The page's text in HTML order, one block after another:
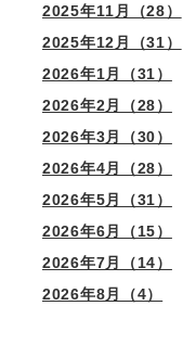
2025年11月（28）
2025年12月（31）
2026年1月（31）
2026年2月（28）
2026年3月（30）
2026年4月（28）
2026年5月（31）
2026年6月（15）
2026年7月（14）
2026年8月（4）